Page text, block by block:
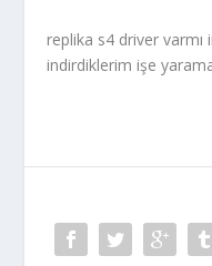
replika s4 driver
indirdiklerim işe